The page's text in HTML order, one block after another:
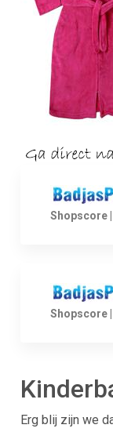
Shopscore
Shopscore
Erg blij zijn we